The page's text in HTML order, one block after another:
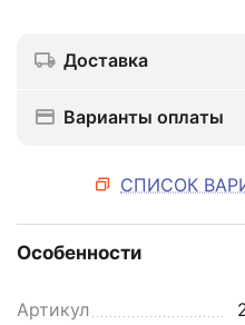
Доставка
Варианты оплаты
СПИСОК
Особенности
Артикул